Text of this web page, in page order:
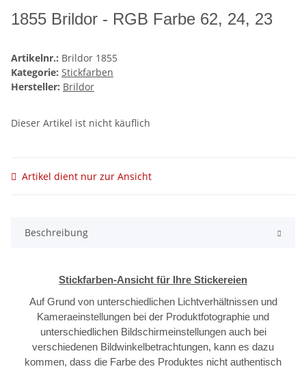
1855 Brildor - RGB Farbe 62, 24, 23
Artikelnr.: Brildor 1855
Kategorie: Stickfarben
Hersteller: Brildor
Dieser Artikel ist nicht käuflich
Artikel dient nur zur Ansicht
Beschreibung
Stickfarben-Ansicht für Ihre Stickereien
Auf Grund von unterschiedlichen Lichtverhältnissen und
Kameraeinstellungen bei der Produktfotographie und
unterschiedlichen Bildschirmeinstellungen auch bei
verschiedenen Bildwinkelbetrachtungen, kann es dazu
kommen, dass die Farbe des Produktes nicht authentisch